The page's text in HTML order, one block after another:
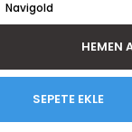
Navigold
HEMEN
SEPETE EKLE